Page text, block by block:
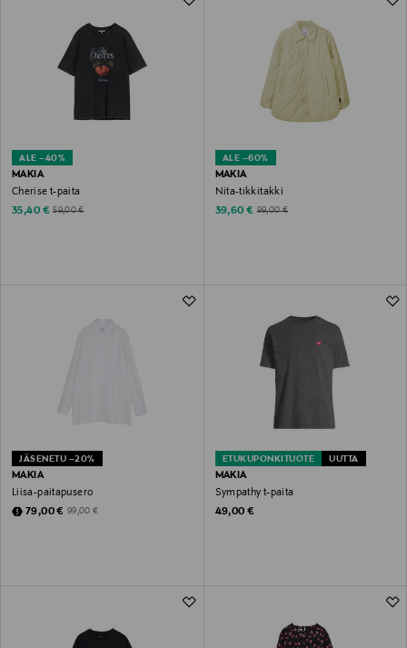
ALE –40%
MAKIA
Cherise t-paita
Discounted Price
35,40 € Original Price
59,00 €
ALE –60%
MAKIA
Nita-tikkitakki
Discounted Price
39,60 € Original Price
99,00 €
JÄSENETU –20%
MAKIA
Liisa-paitapusero
Discounted Price
79,00 € Original Price
99,00 €
ETUKUPONKITUOTE UUTTA
MAKIA
Sympathy t-paita
Original Price
49,00 €